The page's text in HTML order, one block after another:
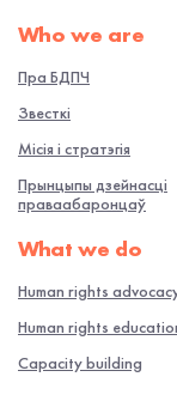
Who we are
Пра БДПЧ
Звесткі
Місія і стратэгія
Прынцыпы дзейнасці
праваабаронцаў
What we do
Human rights
Human rights
Capacity building